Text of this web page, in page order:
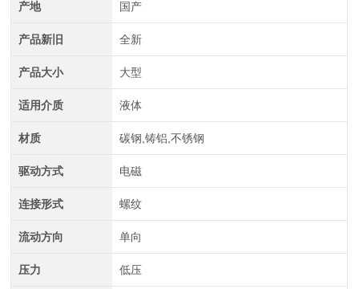
产地 国产
产品新旧 全新
产品大小 大型
适用介质 液体
材质 碳钢,铸铝,不锈钢
驱动方式 电磁
连接形式 螺纹
流动方向 单向
压力 低压